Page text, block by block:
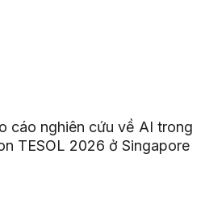
cáo nghiên cứu về AI trong
TESOL 2026 ở Singapore